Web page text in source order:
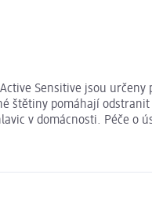
Sensitive jsou
štětiny pomáhají
v domácnosti. Péče o